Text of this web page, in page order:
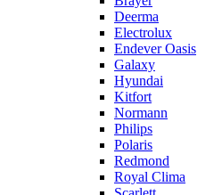
Deerma
Electrolux
Endever Oasis
Galaxy
Hyundai
Kitfort
Normann
Philips
Polaris
Redmond
Royal Clima